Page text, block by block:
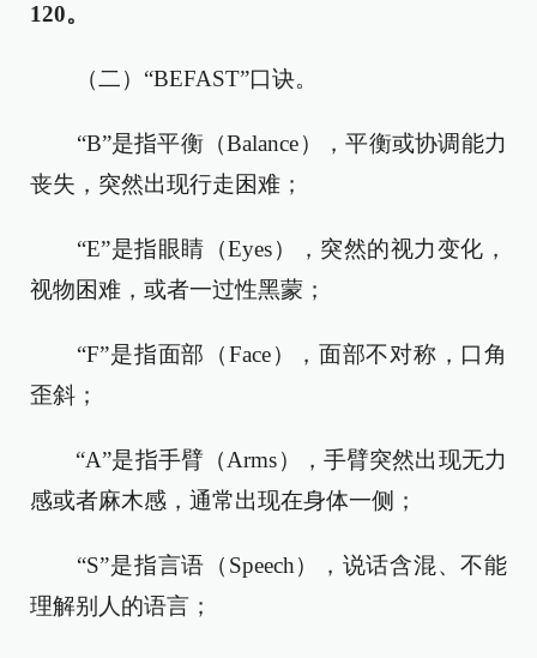
120。
（二）“BEFAST”口诀。
“B”是指平衡（Balance），平衡或协调能力
丧失，突然出现行走困难；
“E”是指眼睛（Eyes），突然的视力变化，
视物困难，或者一过性黑蒙；
“F”是指面部（Face），面部不对称，口角
歪斜；
“A”是指手臂（Arms），手臂突然出现无力
感或者麻木感，通常出现在身体一侧；
“S”是指言语（Speech），说话含混、不能
理解别人的语言；